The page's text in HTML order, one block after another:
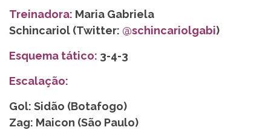
Treinadora: Maria Gabriela
Schincariol (Twitter: @schincariolgabi)
Esquema tático: 3-4-3
Escalação:
Gol: Sidão (Botafogo)
Zag: Maicon (São Paulo)